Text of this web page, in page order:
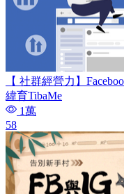
【 社群經營力】
緯育TibaMe
1萬
58